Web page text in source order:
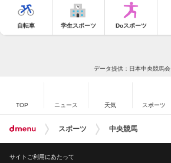
自転車 学生スポーツ Doスポーツ
データ提供：日本中央競馬会
TOP ニュース 天気 スポーツ
スポーツ 中央競馬
サイトご利用にあたって